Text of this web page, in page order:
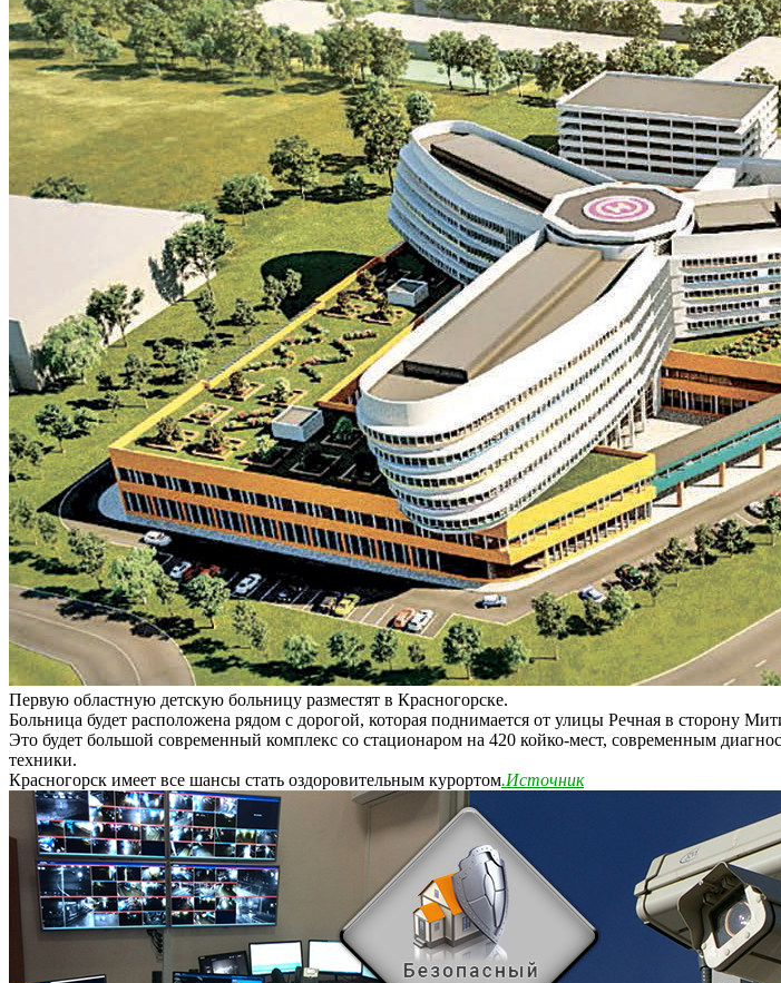
Первую областную детскую больницу разместят в Красногорске.
Больница будет расположена рядом с дорогой, которая поднимается от улицы Речная в сторону
Это будет большой современный комплекс со стационаром на 420 койко-мест, современным
техники.
Красногорск имеет все шансы стать оздоровительным курортом.Источник